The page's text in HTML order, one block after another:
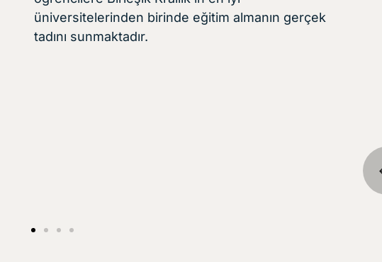
üniversitelerinden birinde eğitim almanın gerçek
tadını sunmaktadır.